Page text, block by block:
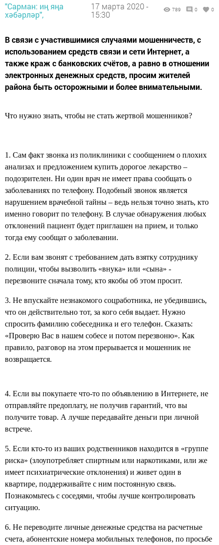
"Сарман: иң яңа
хәбәрләр",
17 марта 2020 -
15:30
789 0 0
В связи с участившимися случаями мошенничеств, с
использованием средств связи и сети Интернет, а
также краж с банковских счётов, а равно в отношении
электронных денежных средств, просим жителей
района быть осторожными и более внимательными.
Что нужно знать, чтобы не стать жертвой мошенников?
1. Сам факт звонка из поликлиники с сообщением о плохих
анализах и предложением купить дорогое лекарство –
подозрителен. Ни один врач не имеет права сообщать о
заболеваниях по телефону. Подобный звонок является
нарушением врачебной тайны – ведь нельзя точно знать, кто
именно говорит по телефону. В случае обнаружения любых
отклонений пациент будет приглашен на прием, и только
тогда ему сообщат о заболевании.
2. Если вам звонят с требованием дать взятку сотруднику
полиции, чтобы вызволить «внука» или «сына» -
перезвоните сначала тому, кто якобы об этом просит.
3. Не впускайте незнакомого соцработника, не убедившись,
что он действительно тот, за кого себя выдает. Нужно
спросить фамилию собеседника и его телефон. Сказать:
«Проверю Вас в нашем собесе и потом перезвоню». Как
правило, разговор на этом прерывается и мошенник не
возвращается.
4. Если вы покупаете что-то по объявлению в Интернете, не
отправляйте предоплату, не получив гарантий, что вы
получите товар. А лучше передавайте деньги при личной
встрече.
5. Если кто-то из ваших родственников находится в «группе
риска» (злоупотребляет спиртным или наркотиками, или же
имеет психиатрические отклонения) и живет один в
квартире, поддерживайте с ним постоянную связь.
Познакомьтесь с соседями, чтобы лучше контролировать
ситуацию.
6. Не переводите личные денежные средства на расчетные
счета, абонентские номера мобильных телефонов, по просьбе